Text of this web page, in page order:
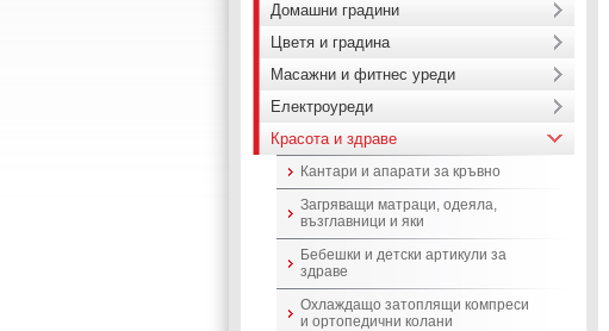
Домашни градини
Цветя и градина
Масажни и фитнес уреди
Електроуреди
Красота и здраве
Кантари и апарати за кръвно
Загряващи матраци, одеяла,
възглавници и яки
Бебешки и детски артикули за
здраве
Охлаждащо затоплящи компреси
и ортопедични колани